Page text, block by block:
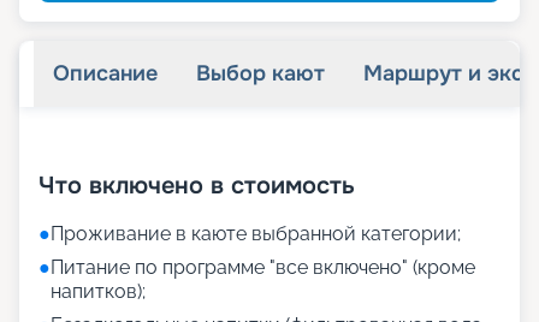
Описание Выбор кают Маршрут и
Что включено в стоимость
●Проживание в каюте выбранной категории;
●Питание по программе "все включено" (кроме
напитков);